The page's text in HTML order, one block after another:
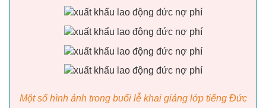
Một số hình ảnh trong buổi lễ khai giảng lớp tiếng Đức